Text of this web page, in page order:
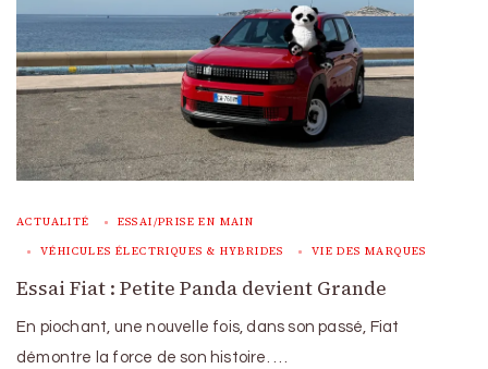
ACTUALITÉ ESSAI/PRISE EN MAIN
VÉHICULES ÉLECTRIQUES & HYBRIDES VIE DES MARQUES
Essai Fiat : Petite Panda devient Grande
En piochant, une nouvelle fois, dans son passé, Fiat
démontre la force de son histoire. …